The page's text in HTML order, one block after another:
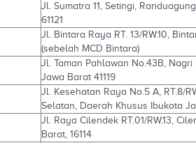
Jl. Sumatra 11, Setingi,
61121
Jl. Bintara Raya RT. 13/RW.10,
(sebelah MCD Bintara)
Jl. Taman Pahlawan No.43B,
Jawa Barat 41119
Jl. Kesehatan Raya No.5 A, RT.8/
Selatan, Daerah Khusus Ibukota
Jl. Raya Cilendek RT.01/RW.13,
Barat, 16114